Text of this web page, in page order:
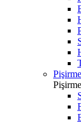
Pişirme
Pişirme